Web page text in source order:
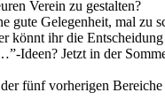
Verein zu gestalten?
gute Gelegenheit, mal zu
könnt ihr die
Ideen? Jetzt in der
fünf vorherigen